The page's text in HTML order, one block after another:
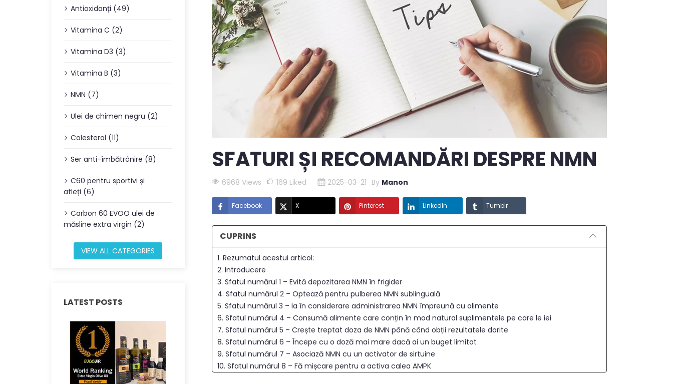
Antioxidanți (49)
Vitamina C (2)
Vitamina D3 (3)
Vitamina B (3)
NMN (7)
Ulei de chimen negru (2)
Colesterol (11)
Ser anti-îmbătrânire (8)
C60 pentru sportivi și
atleți (6)
Carbon 60 EVOO ulei de
măsline extra virgin (2)
VIEW ALL CATEGORIES
LATEST POSTS
SFATURI ȘI RECOMANDĂRI DESPRE NMN
6968 Views 169 Liked 2025-03-21 By Manon
Facebook X Pinterest LinkedIn Tumblr
CUPRINS
1. Rezumatul acestui articol:
2. Introducere
3. Sfatul numărul 1 – Evită depozitarea NMN în frigider
4. Sfatul numărul 2 – Optează pentru pulberea NMN sublinguală
5. Sfatul numărul 3 – Ia în considerare administrarea NMN împreună cu alimente
6. Sfatul numărul 4 – Consumă alimente care conțin în mod natural suplimentele pe care le iei
7. Sfatul numărul 5 – Crește treptat doza de NMN până când obții rezultatele dorite
8. Sfatul numărul 6 – Începe cu o doză mai mare dacă ai un buget limitat
9. Sfatul numărul 7 – Asociază NMN cu un activator de sirtuine
10. Sfatul numărul 8 – Fă mișcare pentru a activa calea AMPK